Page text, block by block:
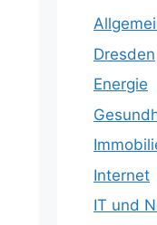
Dresden
Energie
Internet
IT und